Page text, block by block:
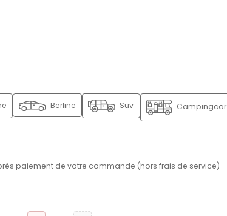
Berline Suv Campingcar
paiement de votre commande (hors frais de service)